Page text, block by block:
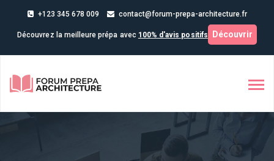
+123 345 678 009 contact@forum-prepa-architecture.fr
Découvrez la meilleure prépa avec 100% d'avis positifs Découvrir